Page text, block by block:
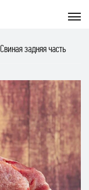
Свиная задняя часть